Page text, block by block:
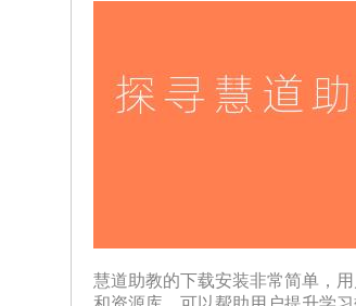
慧道助教的下载安装非常简单，